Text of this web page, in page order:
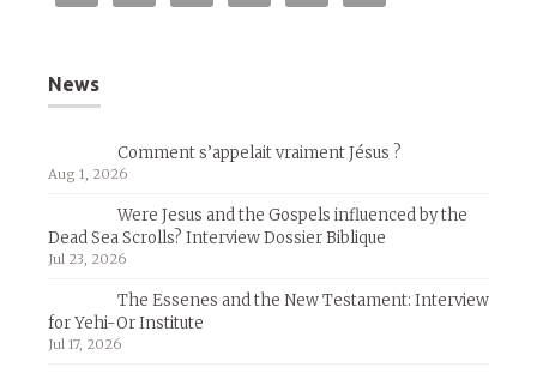
News
Comment s’appelait vraiment Jésus ?
Aug 1, 2026
Were Jesus and the Gospels influenced by the
Dead Sea Scrolls? Interview Dossier Biblique
Jul 23, 2026
The Essenes and the New Testament: Interview
for Yehi-Or Institute
Jul 17, 2026